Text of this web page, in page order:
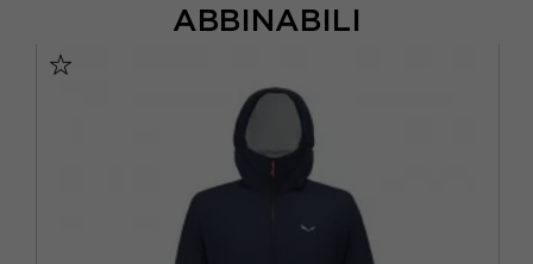
ABBINABILI